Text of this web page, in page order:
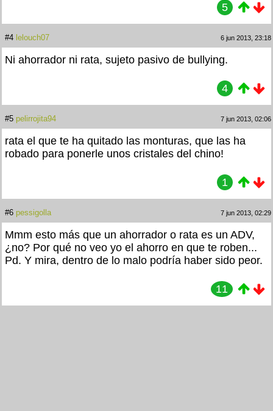
5
#4 lelouch07 6 jun 2013, 23:18
Ni ahorrador ni rata, sujeto pasivo de bullying.
4
#5 pelirrojita94 7 jun 2013, 02:06
rata el que te ha quitado las monturas, que las ha
robado para ponerle unos cristales del chino!
1
#6 pessigolla 7 jun 2013, 02:29
Mmm esto más que un ahorrador o rata es un ADV,
¿no? Por qué no veo yo el ahorro en que te roben...
Pd. Y mira, dentro de lo malo podría haber sido peor.
11